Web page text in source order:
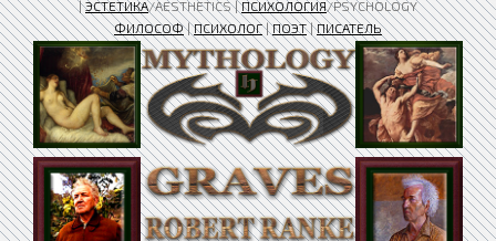
|ЭСТЕТИКА/AESTHETICS |ПСИХОЛОГИЯ/PSYCHOLOGY
ФИЛОСОФ|ПСИХОЛОГ|ПОЭТ|ПИСАТЕЛЬ